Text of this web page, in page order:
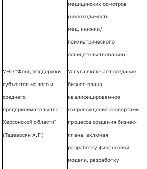
медицинских осмотров
(необходимость
мед. книжки/
психиатрического
освидетельствования)
УНО "Фонд поддержки
субъектов малого и
среднего
предпринимательства
Херсонской области"
(Тадевосян А.Г.)
Услуга включает создание
бизнес-плана,
квалифицированное
сопровождение экспертами
процесса создания бизнес-
плана, включая
разработку финансовой
модели, разработку